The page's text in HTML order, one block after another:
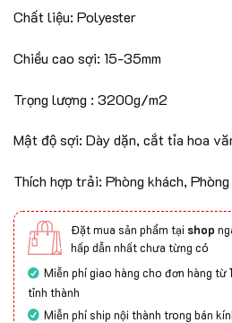
Chất liệu: Polyester
Chiều cao sợi: 15-35mm
Trọng lượng : 3200g/m2
Mật độ sợi: Dày dặn, cắt tỉa hoa
Thích hợp trải: Phòng khách, Phòng
Đặt mua sản phẩm tại shop
hấp dẫn nhất chưa từng có
Miễn phí giao hàng cho đơn hàng từ
tỉnh thành
Miễn phí ship nội thành trong bán